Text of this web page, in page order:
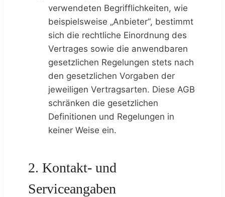
verwendeten Begrifflichkeiten, wie
beispielsweise „Anbieter“, bestimmt
sich die rechtliche Einordnung des
Vertrages sowie die anwendbaren
gesetzlichen Regelungen stets nach
den gesetzlichen Vorgaben der
jeweiligen Vertragsarten. Diese AGB
schränken die gesetzlichen
Definitionen und Regelungen in
keiner Weise ein.
2. Kontakt- und
Serviceangaben